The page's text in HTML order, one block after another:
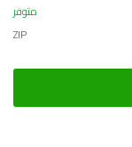
متوفر
ZIP